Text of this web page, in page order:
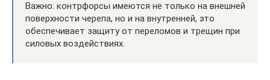
Важно: контрфорсы имеются не только на внешней
поверхности черепа, но и на внутренней, это
обеспечивает защиту от переломов и трещин при
силовых воздействиях.